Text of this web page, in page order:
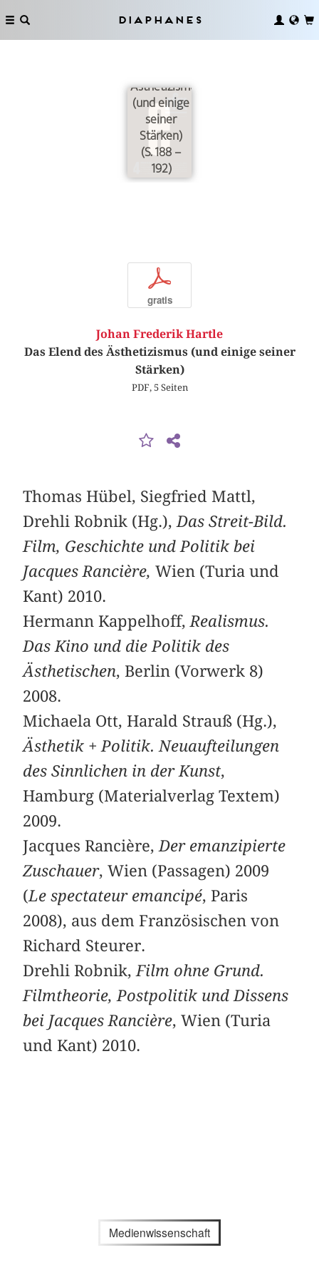
Diaphanes
Ästhetizismus
(und einige
seiner
Stärken)
(S. 188 –
192)
p
gratis
Johan Frederik Hartle
Das Elend des Ästhetizismus (und einige seiner
Stärken)
PDF, 5 Seiten
Thomas Hübel, Siegfried Mattl,
Drehli Robnik (Hg.), Das Streit-Bild.
Film, Geschichte und Politik bei
Jacques Rancière, Wien (Turia und
Kant) 2010.
Hermann Kappelhoff, Realismus.
Das Kino und die Politik des
Ästhetischen, Berlin (Vorwerk 8)
2008.
Michaela Ott, Harald Strauß (Hg.),
Ästhetik + Politik. Neuaufteilungen
des Sinnlichen in der Kunst,
Hamburg (Materialverlag Textem)
2009.
Jacques Rancière, Der emanzipierte
Zuschauer, Wien (Passagen) 2009
(Le spectateur emancipé, Paris
2008), aus dem Französischen von
Richard Steurer.
Drehli Robnik, Film ohne Grund.
Filmtheorie, Postpolitik und Dissens
bei Jacques Rancière, Wien (Turia
und Kant) 2010.
Medienwissenschaft